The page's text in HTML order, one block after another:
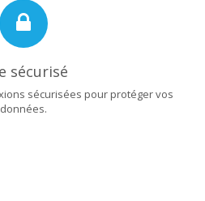
sécurisé
sécurisées pour protéger vos
données.